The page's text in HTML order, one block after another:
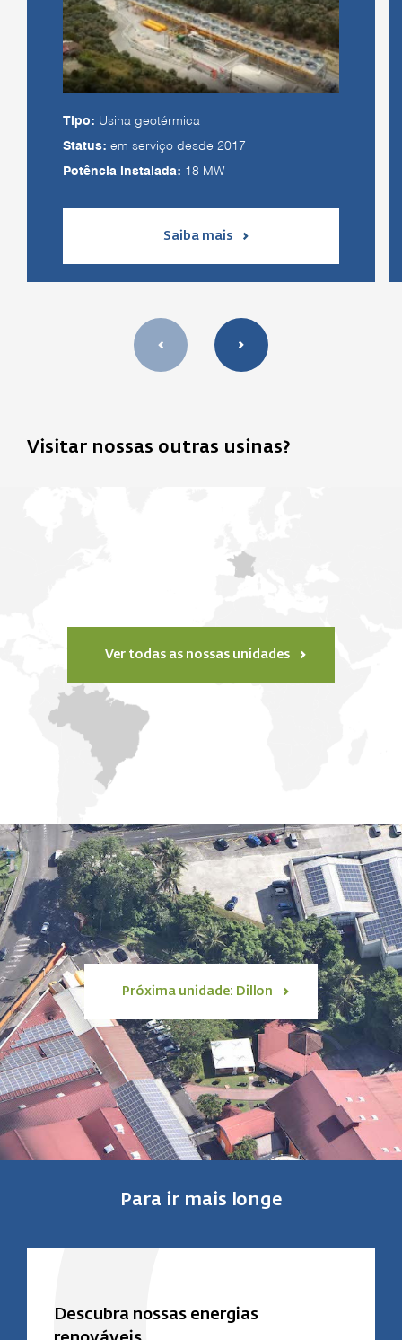
Tipo: Usina geotérmica
Status: em serviço desde 2017
Potência instalada: 18 MW
Saiba mais
Visitar nossas outras usinas?
Ver todas as nossas unidades
Próxima unidade: Dillon
Para ir mais longe
Descubra nossas energias